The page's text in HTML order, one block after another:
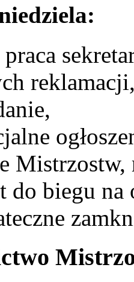
praca
do biegu na